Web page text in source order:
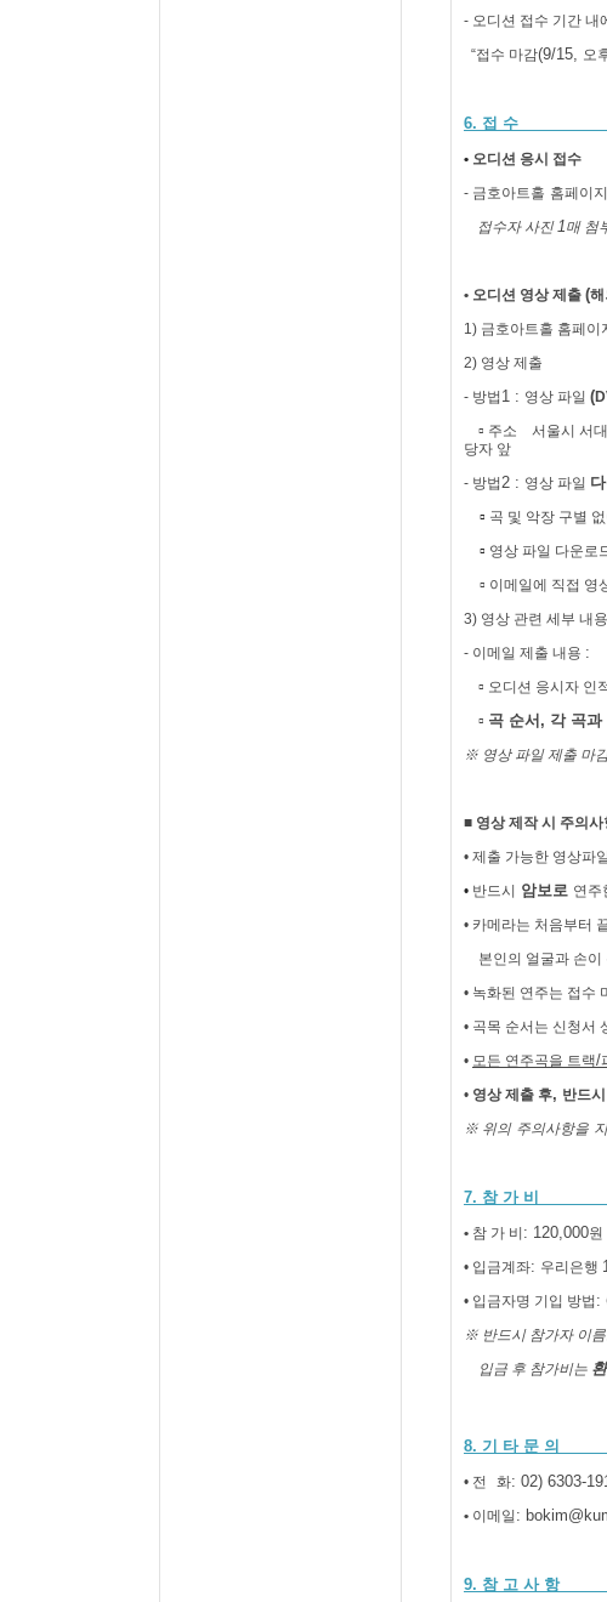
- 오디션 접수 기간 내
“접수 마감(9/15, 오
6. 접 수
• 오디션 응시 접수
- 금호아트홀 홈페이지
접수자 사진1매 첨
• 오디션 영상 제출 (해
1) 금호아트홀 홈페이
2) 영상 제출
- 방법 1 : 영상 파일 (
▫ 주소 서울시 서
당자 앞
- 방법2 : 영상 파일
▫ 곡 및 악장 구별
▫ 영상 파일 다운로
▫ 이메일에 직접 영
3) 영상 관련 세부 내용
- 이메일 제출 내용 :
▫ 오디션 응시자 인
▫ 곡 순서 , 각 곡과
※ 영상 파일 제출 마
■ 영상 제작 시 주의사
• 제출 가능한 영상파일
• 반드시 암보로 연주
• 카메라는 처음부터
본인의 얼굴과 손이
• 녹화된 연주는 접수
• 곡목 순서는 신청서
• 모든 연주곡을 트랙/
• 영상 제출 후, 반드
※ 위의 주의사항을
7. 참 가 비
• 참 가 비 : 120,000원
• 입금계좌: 우리은행
• 입금자명 기입 방법 :
※ 반드시 참가자 이
입금 후 참가비는
8. 기 타 문 의
• 전 화: 02) 6303-
• 이메일 :
9. 참 고 사 항